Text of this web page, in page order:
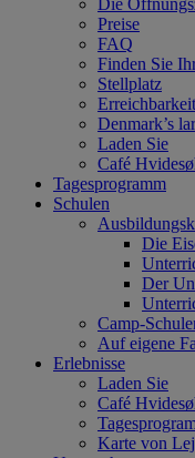
Die
Preise
FAQ
Finden Sie
Stellplatz
Erreichbarkeit
Denmark’s
Laden Sie
Café
Tagesprogramm
Schulen
Die
Der
Camp-
Auf eigene
Erlebnisse
Laden Sie
Café
Karte von